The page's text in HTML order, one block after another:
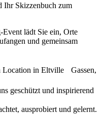
Ihr Skizzenbuch zum
lädt Sie ein, Orte
und gemeinsam
Location in Eltville Gassen,
geschützt und inspirierend
ausprobiert und gelernt.